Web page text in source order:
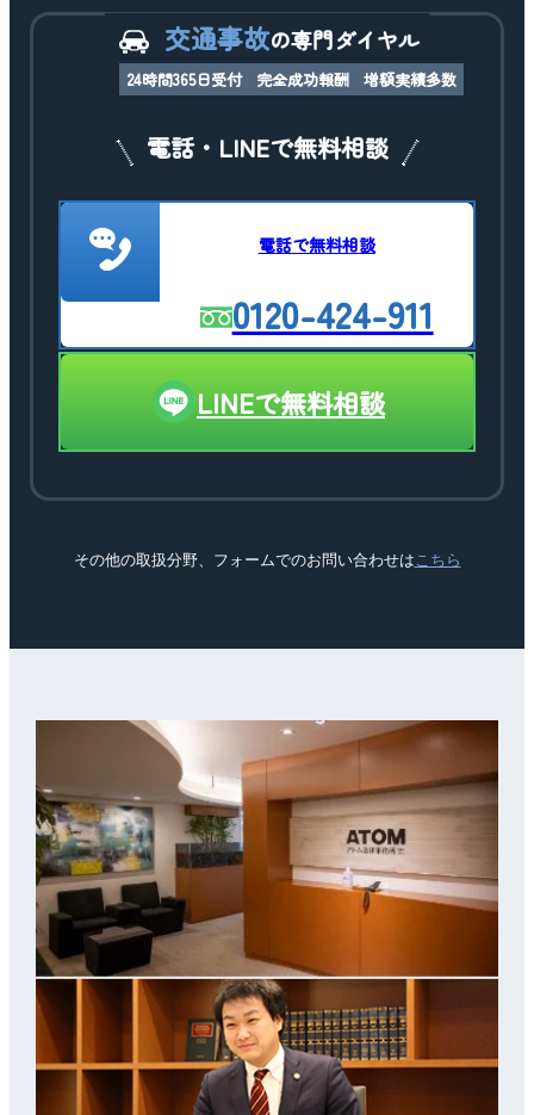
交通事故の専門ダイヤル
24時間365日受付 完全成功報酬 増額実績多数
電話・LINEで無料相談
電話で無料相談
0120-424-911
LINEで無料相談
その他の取扱分野、フォームでのお問い合わせは こちら